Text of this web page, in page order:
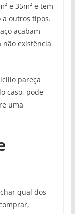
e 35m² e tem
a outros tipos.
acabam
não existência
pareça
caso, pode
uma
qual dos